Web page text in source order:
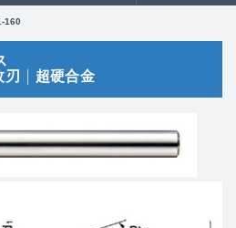
お問い合わせはこちら
問い合わせ
タログ一覧
160
刃 超硬合金